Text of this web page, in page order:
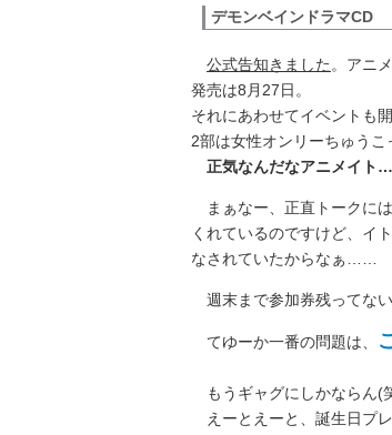
デモンベインドラマCD
公式告知きました 。アニ
発売は8月27日。
それにあわせてイベントも
2部は女性オンリーちゅうこ
正気なんだなアニメイト
まぁなー、正直トークに
くれているのですけど、イ
なされていたからなぁ……
週末まで参加券残ってな
てゆーか一番の問題は、
もうギャグにしかならん(
えーとえーと、誕生日プ